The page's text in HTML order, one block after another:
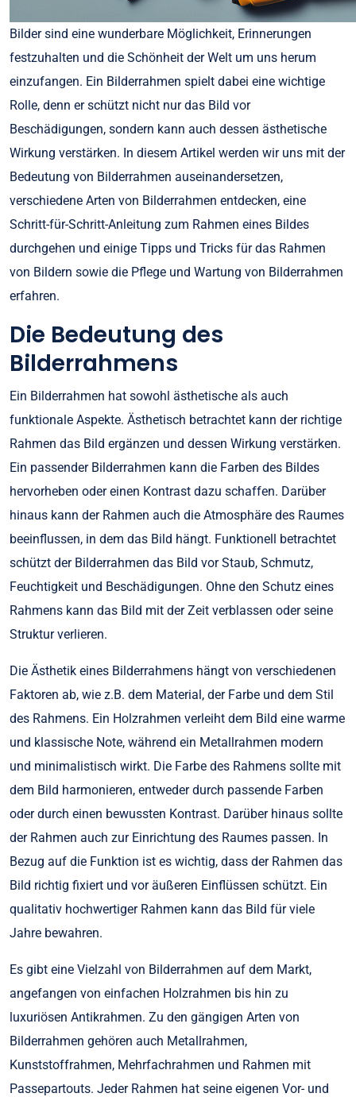
Bilder sind eine wunderbare Möglichkeit, Erinnerungen
festzuhalten und die Schönheit der Welt um uns herum
einzufangen. Ein Bilderrahmen spielt dabei eine wichtige
Rolle, denn er schützt nicht nur das Bild vor
Beschädigungen, sondern kann auch dessen ästhetische
Wirkung verstärken. In diesem Artikel werden wir uns mit der
Bedeutung von Bilderrahmen auseinandersetzen,
verschiedene Arten von Bilderrahmen entdecken, eine
Schritt-für-Schritt-Anleitung zum Rahmen eines Bildes
durchgehen und einige Tipps und Tricks für das Rahmen
von Bildern sowie die Pflege und Wartung von Bilderrahmen
erfahren.
Die Bedeutung des
Bilderrahmens
Ein Bilderrahmen hat sowohl ästhetische als auch
funktionale Aspekte. Ästhetisch betrachtet kann der richtige
Rahmen das Bild ergänzen und dessen Wirkung verstärken.
Ein passender Bilderrahmen kann die Farben des Bildes
hervorheben oder einen Kontrast dazu schaffen. Darüber
hinaus kann der Rahmen auch die Atmosphäre des Raumes
beeinflussen, in dem das Bild hängt. Funktionell betrachtet
schützt der Bilderrahmen das Bild vor Staub, Schmutz,
Feuchtigkeit und Beschädigungen. Ohne den Schutz eines
Rahmens kann das Bild mit der Zeit verblassen oder seine
Struktur verlieren.
Die Ästhetik eines Bilderrahmens hängt von verschiedenen
Faktoren ab, wie z.B. dem Material, der Farbe und dem Stil
des Rahmens. Ein Holzrahmen verleiht dem Bild eine warme
und klassische Note, während ein Metallrahmen modern
und minimalistisch wirkt. Die Farbe des Rahmens sollte mit
dem Bild harmonieren, entweder durch passende Farben
oder durch einen bewussten Kontrast. Darüber hinaus sollte
der Rahmen auch zur Einrichtung des Raumes passen. In
Bezug auf die Funktion ist es wichtig, dass der Rahmen das
Bild richtig fixiert und vor äußeren Einflüssen schützt. Ein
qualitativ hochwertiger Rahmen kann das Bild für viele
Jahre bewahren.
Es gibt eine Vielzahl von Bilderrahmen auf dem Markt,
angefangen von einfachen Holzrahmen bis hin zu
luxuriösen Antikrahmen. Zu den gängigen Arten von
Bilderrahmen gehören auch Metallrahmen,
Kunststoffrahmen, Mehrfachrahmen und Rahmen mit
Passepartouts. Jeder Rahmen hat seine eigenen Vor- und